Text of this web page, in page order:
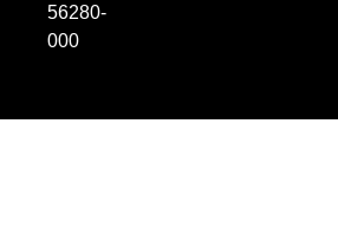
56280-
000